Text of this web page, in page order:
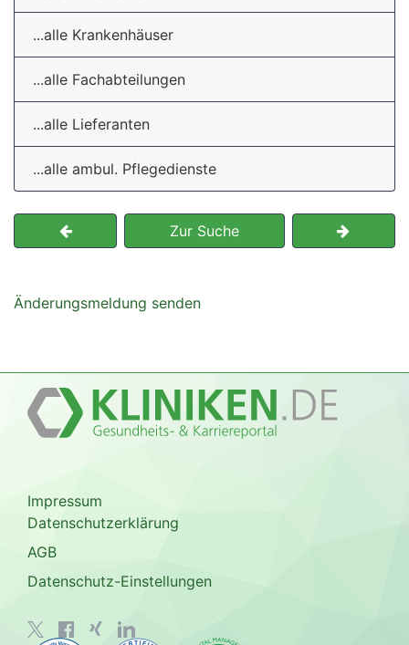
...alle Krankenhäuser
...alle Fachabteilungen
...alle Lieferanten
...alle ambul. Pflegedienste
Zur Suche
Änderungsmeldung senden
Impressum
Datenschutzerklärung
AGB
Datenschutz-Einstellungen